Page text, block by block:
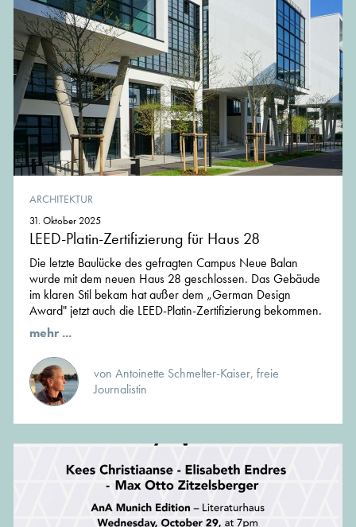
ARCHITEKTUR
31. Oktober 2025
LEED-Platin-Zertifizierung für Haus 28
Die letzte Baulücke des gefragten Campus Neue Balan
wurde mit dem neuen Haus 28 geschlossen. Das Gebäude
im klaren Stil bekam hat außer dem „German Design
Award" jetzt auch die LEED-Platin-Zertifizierung bekommen.
mehr ...
von Antoinette Schmelter-Kaiser, freie
Journalistin